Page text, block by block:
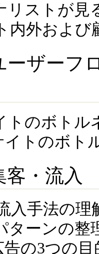
リストが見
内外および
ーザーフ
トのボトル
イトのボト
客・流入
入手法の理
ターンの整
告の3つの